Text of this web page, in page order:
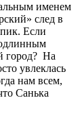
именем
след в
Если
город? На
увлеклась
нам всем,
Санька